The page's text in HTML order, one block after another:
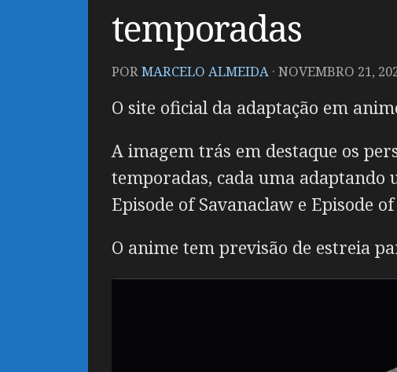
temporadas
PORMARCELO ALMEIDA · NOVEMBRO 21,
O site oficial da adaptação em
A imagem trás em destaque os
temporadas, cada uma adaptando
Episode of Savanaclaw e Episode
O anime tem previsão de estreia